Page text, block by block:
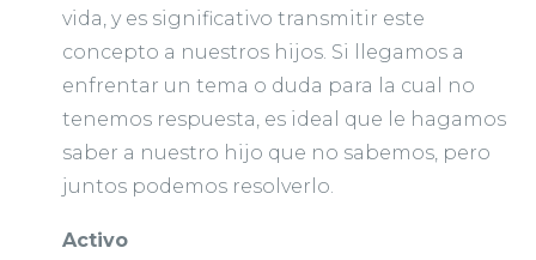
vida, y es significativo transmitir este
concepto a nuestros hijos. Si llegamos a
enfrentar un tema o duda para la cual no
tenemos respuesta, es ideal que le hagamos
saber a nuestro hijo que no sabemos, pero
juntos podemos resolverlo.
Activo